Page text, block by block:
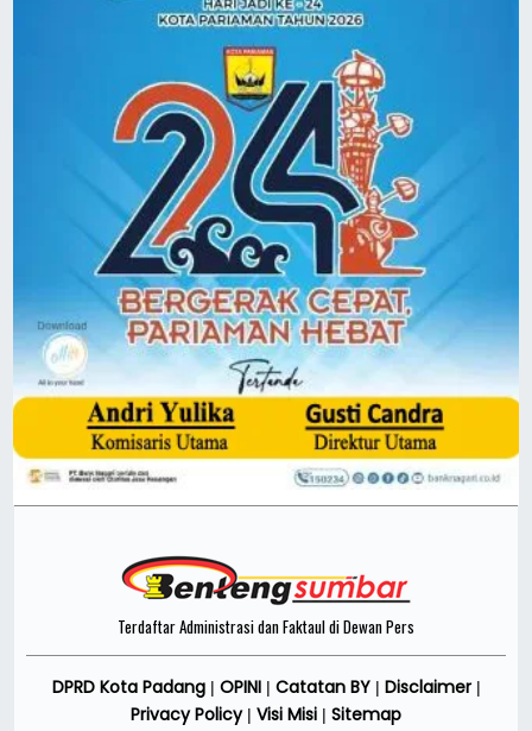
Terdaftar Administrasi dan Faktaul di Dewan Pers
DPRD Kota Padang| OPINI Catatan BY| Disclaimer|
Privacy Policy| Visi Misi Sitemap